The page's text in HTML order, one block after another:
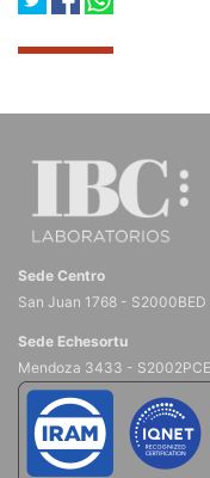
Sede Centro
San Juan 1768 -
Sede Echesortu
Mendoza 3433 -